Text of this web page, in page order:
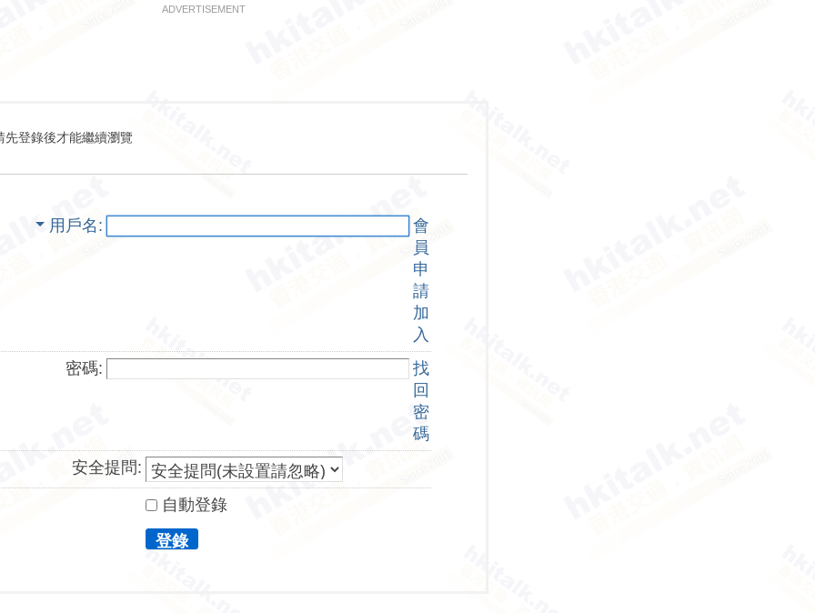
ADVERTISEMENT
先登錄後才能繼續瀏覽
用戶名
會
員
申
請
加
入
密碼:
找
回
密
碼
安全提問:
自動登錄
登錄